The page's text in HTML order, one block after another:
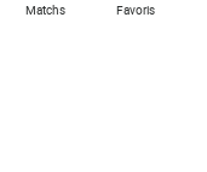
Matchs Favoris